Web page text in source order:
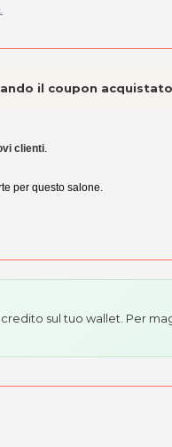
il coupon acquistato
clienti.
per questo salone.
sul tuo wallet. Per